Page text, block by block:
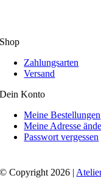
Shop
Zahlungsarten
Versand
Dein Konto
Meine Bestellungen
Meine Adresse
Passwort vergessen
© Copyright 2026 |